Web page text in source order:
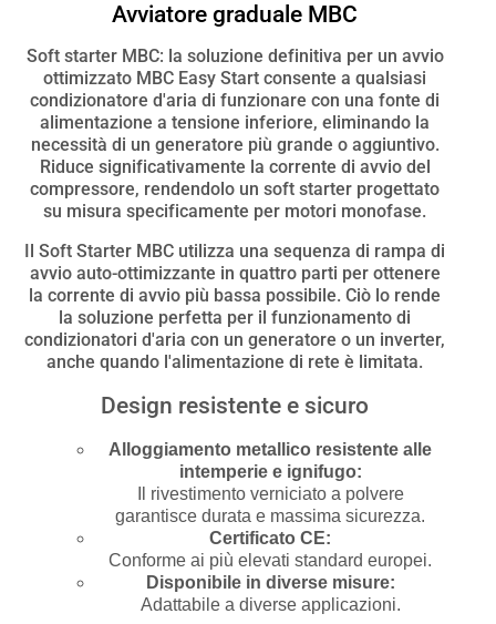
Avviatore graduale MBC
Soft starter MBC: la soluzione definitiva per un avvio
ottimizzato MBC Easy Start consente a qualsiasi
condizionatore d'aria di funzionare con una fonte di
alimentazione a tensione inferiore, eliminando la
necessità di un generatore più grande o aggiuntivo.
Riduce significativamente la corrente di avvio del
compressore, rendendolo un soft starter progettato
su misura specificamente per motori monofase.
Il Soft Starter MBC utilizza una sequenza di rampa di
avvio auto-ottimizzante in quattro parti per ottenere
la corrente di avvio più bassa possibile. Ciò lo rende
la soluzione perfetta per il funzionamento di
condizionatori d'aria con un generatore o un inverter,
anche quando l'alimentazione di rete è limitata.
Design resistente e sicuro
Alloggiamento metallico resistente alle
intemperie e ignifugo:
Il rivestimento verniciato a polvere
garantisce durata e massima sicurezza.
Certificato CE:
Conforme ai più elevati standard europei.
Disponibile in diverse misure:
Adattabile a diverse applicazioni.